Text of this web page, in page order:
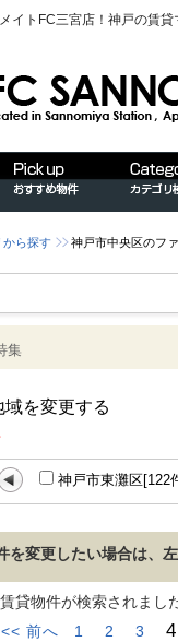
イトFC三宮店！神戸の賃
から探す 神戸市中央区のフ
集
域を変更する
神戸市東灘区[122
を変更したい場合は、
貸物件が検索されまし
<< 前へ 1 2 3 4